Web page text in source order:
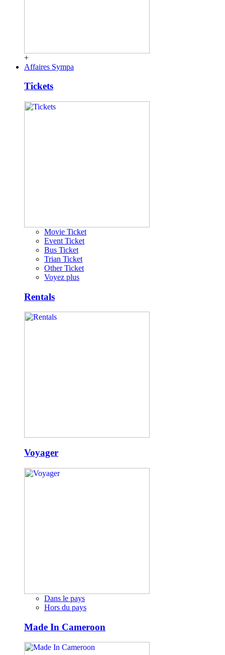
+
Affaires Sympa
Tickets
Movie Ticket
Event Ticket
Bus Ticket
Trian Ticket
Other Ticket
Voyez plus
Rentals
Voyager
Dans le pays
Hors du pays
Made In Cameroon